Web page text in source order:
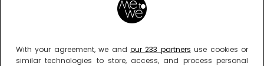
With your agreement, we and our 233 partners use cookies or
similar technologies to store, access, and process personal